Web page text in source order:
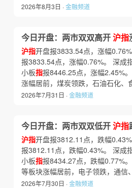
2026年8月3日 ·金融频道
今日开盘：两市双双高开沪指
沪指开盘报3833.54点，涨幅
报3833.54点，涨幅0.76%。 深成
小板指报8446.25点，涨幅2.45%
涨幅居前，煤炭领跌，石油石化
2026年7月31日 ·金融频道
今日开盘：两市双双低开沪指
沪指开盘报3812.11点，跌幅
报3812.11点，跌幅0.43%。 深成
小板指报8434.27点，跌幅0.77%
等板块涨幅居前，电子领跌，通
2026年7月30日 ·金融频道